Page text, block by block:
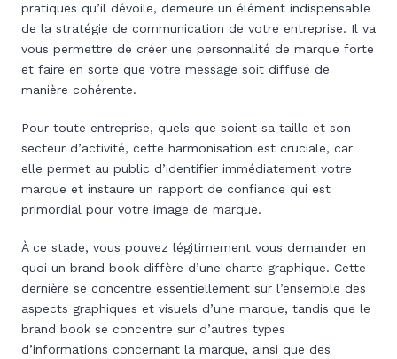
pratiques qu’il dévoile, demeure un élément indispensable
de la stratégie de communication de votre entreprise. Il va
vous permettre de créer une personnalité de marque forte
et faire en sorte que votre message soit diffusé de
manière cohérente.
Pour toute entreprise, quels que soient sa taille et son
secteur d’activité, cette harmonisation est cruciale, car
elle permet au public d’identifier immédiatement votre
marque et instaure un rapport de confiance qui est
primordial pour votre image de marque.
À ce stade, vous pouvez légitimement vous demander en
quoi un brand book diffère d’une charte graphique. Cette
dernière se concentre essentiellement sur l’ensemble des
aspects graphiques et visuels d’une marque, tandis que le
brand book se concentre sur d’autres types
d’informations concernant la marque, ainsi que des